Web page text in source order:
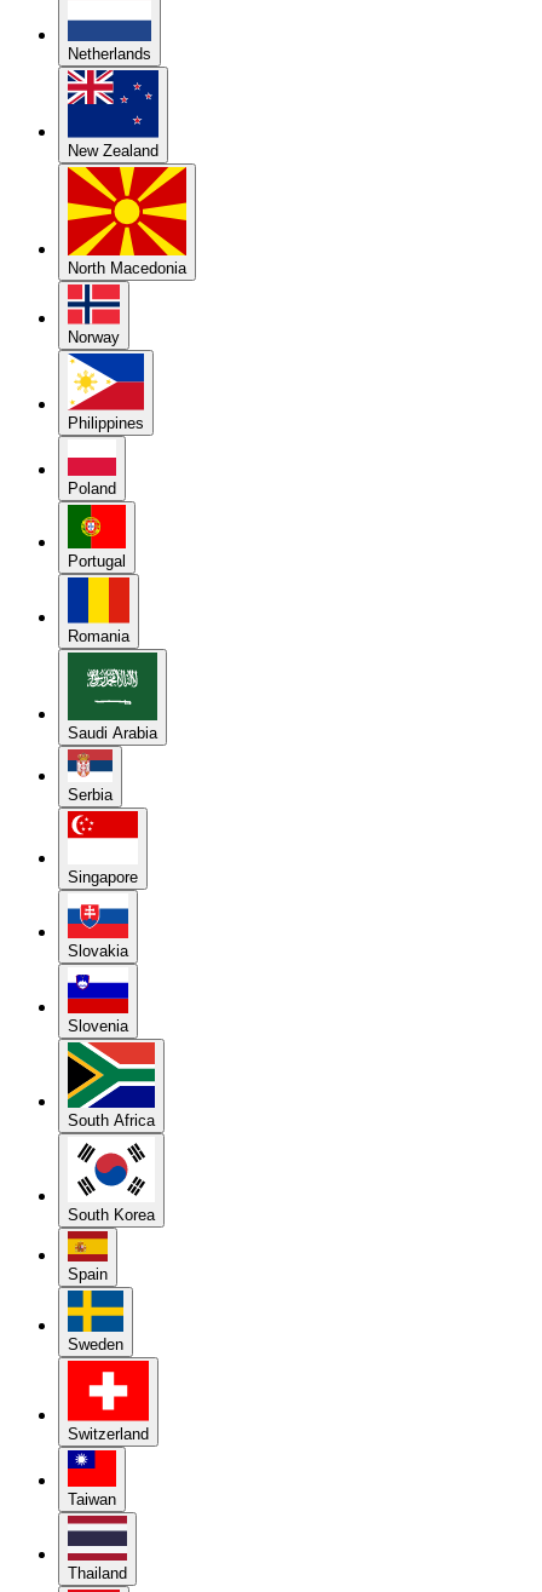
Netherlands
New Zealand
North Macedonia
Norway
Philippines
Poland
Portugal
Romania
Saudi Arabia
Serbia
Singapore
Slovakia
Slovenia
South Africa
South Korea
Spain
Sweden
Switzerland
Taiwan
Thailand